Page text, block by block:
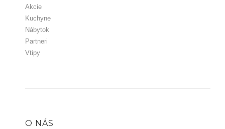
Akcie
Kuchyne
Nábytok
Partneri
Vtipy
O NÁS